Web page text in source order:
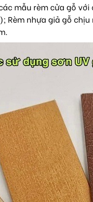
mẫu rèm cửa gỗ
Rèm nhựa giả gỗ